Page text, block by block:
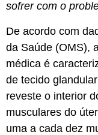
sofrer com o
De acordo com
da Saúde (OMS),
médica é
de tecido
reveste o interior
musculares do
uma a cada dez